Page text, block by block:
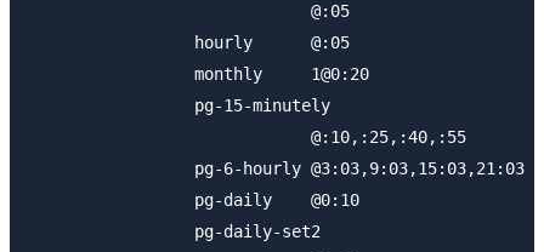
                             @:05
                 hourly      @:05
                 monthly     1@0:20
                 pg-15-minutely
                             @:10,:25,:40,:55
                 pg-6-hourly @3:03,9:03,15:03,21:03
                 pg-daily    @0:10
                 pg-daily-set2